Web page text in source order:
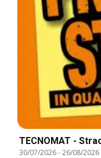
TECNOMAT -
30/07/2026-26/08/2026